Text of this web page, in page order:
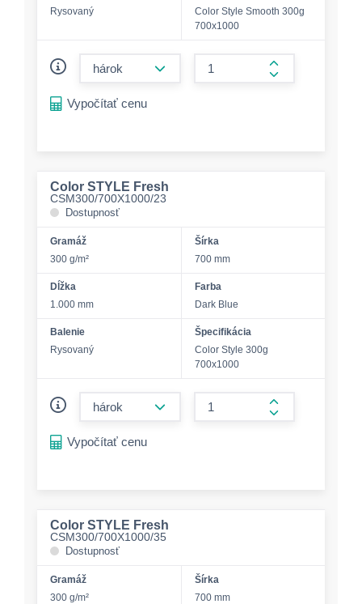
Rysovaný
Color Style Smooth 300g
700x1000
form.increase-
Vypočítať cenu
Color STYLE Fresh
CSM300/700X1000/23
Dostupnosť
Gramáž
300 g/m²
Šírka
700 mm
Dĺžka
1.000 mm
Farba
Dark Blue
Balenie
Rysovaný
Špecifikácia
Color Style 300g
700x1000
form.increase-
Vypočítať cenu
Color STYLE Fresh
CSM300/700X1000/35
Dostupnosť
Gramáž
300 g/m²
Šírka
700 mm